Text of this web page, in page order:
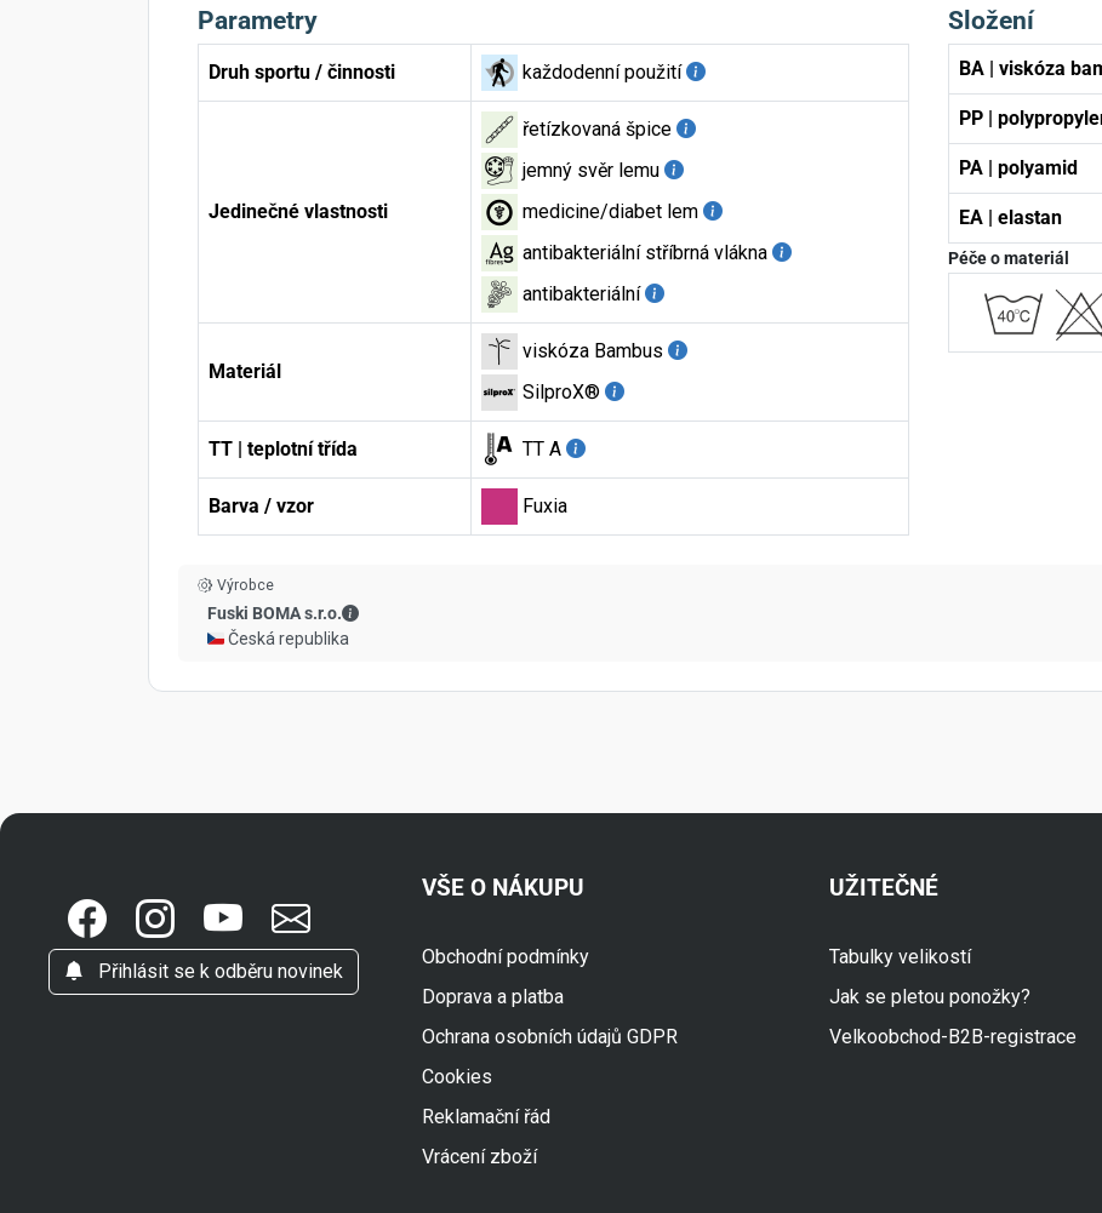
Parametry
Druh sportu / činnosti každodenní použití
Jedinečné vlastnosti
řetízkovaná špice
jemný svěr lemu
medicine/diabet lem
antibakteriální stříbrná vlákna
antibakteriální
Materiál
viskóza Bambus
SilproX®
TT | teplotní třída TT A
Barva / vzor Fuxia
Složení
BA | viskóza
PP |
PA | polyamid
EA | elastan
Péče o materiál
Výrobce
Fuski BOMA s.r.o.
Fuski BOMA s.r.o. - Kontaktní údaje
🇨🇿 Česká republika
Přihlásit se k odběru novinek
VŠE O NÁKUPU
Obchodní podmínky
Doprava a platba
Ochrana osobních údajů GDPR
Cookies
Reklamační řád
Vrácení zboží
UŽITEČNÉ
Tabulky velikostí
Jak se pletou ponožky?
Velkoobchod-B2B-registrace